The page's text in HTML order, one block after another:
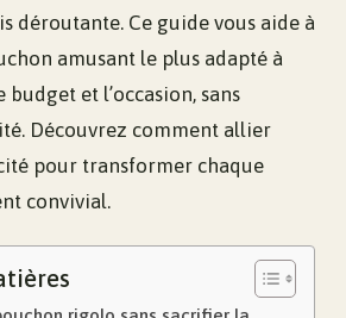
déroutante. Ce guide vous aide à
amusant le plus adapté à
et l’occasion, sans
Découvrez comment allier
pour transformer chaque
convivial.